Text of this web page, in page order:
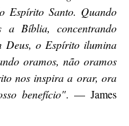
Espírito Santo. Quando
a Bíblia, concentrando
Deus, o Espírito ilumina
oramos, não oramos
nos inspira a orar, ora
benefício". — James